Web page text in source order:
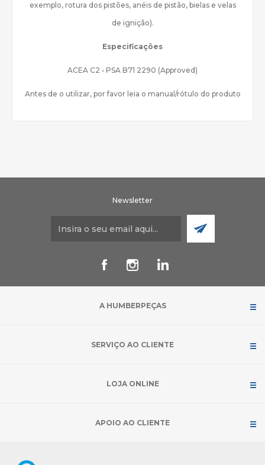
exemplo, rotura dos pistões, anéis de pistão, bielas e velas
de ignição).
Especificações
ACEA C2 • PSA B71 2290 (Approved)
Antes de o utilizar, por favor leia o manual/rótulo do produto
Newsletter
A HUMBERPEÇAS
SERVIÇO AO CLIENTE
LOJA ONLINE
APOIO AO CLIENTE